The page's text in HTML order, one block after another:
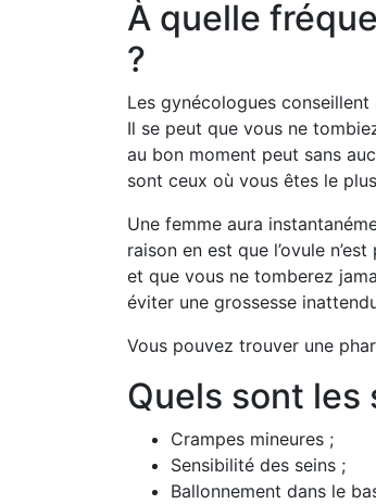
À quelle
?
Les gynécologues
Il se peut que vous ne
au bon moment peut sans
sont ceux où vous êtes le
Une femme aura
raison en est que l’ovule
et que vous ne tomberez
éviter une grossesse
Vous pouvez trouver une
Quels sont les
Crampes mineures ;
Sensibilité des seins ;
Ballonnement dans le